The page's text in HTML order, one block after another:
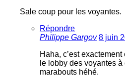
Sale coup pour les voyantes.
Répondre
Philippe Gargov 8 juin
Haha, c’est
le lobby des voyantes
marabouts héhé.